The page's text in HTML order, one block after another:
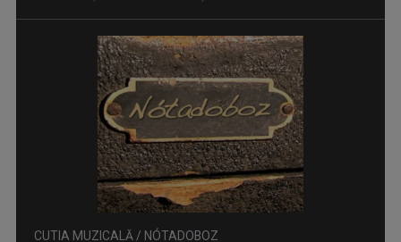
CUTIA MUZICALĂ / NÓTADOBOZ